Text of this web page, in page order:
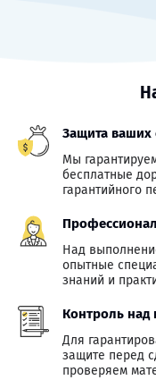
Защита ваших
Мы
бесплатные
гарантийного
Над
опытные
знаний и
Контроль над
Для
защите перед
проверяем